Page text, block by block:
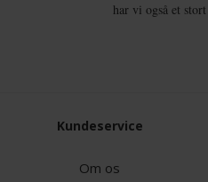
har vi også et
Kundeservice
Om os